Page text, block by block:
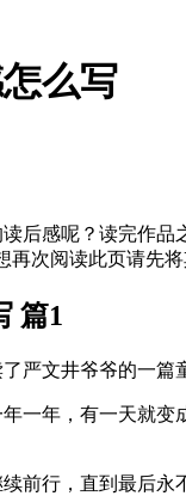
么写
后感呢？读完作
次阅读此页请先将
篇1
严文井爷爷的一
一年，有一天就
前行，直到最后永